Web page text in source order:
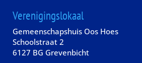
Verenigingslokaal
Gemeenschapshuis Oos Hoes
Schoolstraat 2
6127 BG Grevenbicht